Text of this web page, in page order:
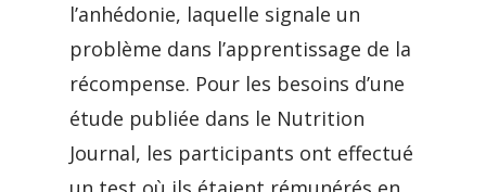
l’anhédonie, laquelle signale un
problème dans l’apprentissage de la
récompense. Pour les besoins d’une
étude publiée dans le Nutrition
Journal, les participants ont effectué